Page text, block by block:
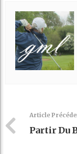
Article
Partir Du